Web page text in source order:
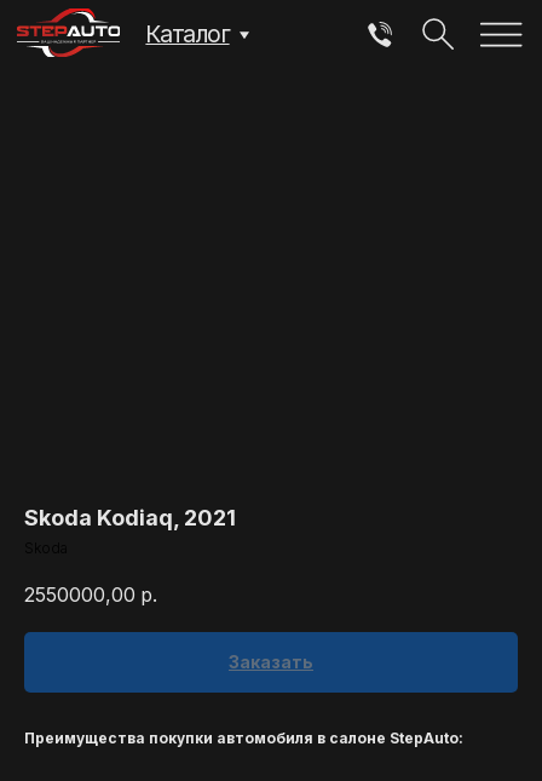
Каталог
Skoda Kodiaq, 2021
2550000,00 р.
Заказать
Преимущества покупки автомобиля в салоне StepAuto: